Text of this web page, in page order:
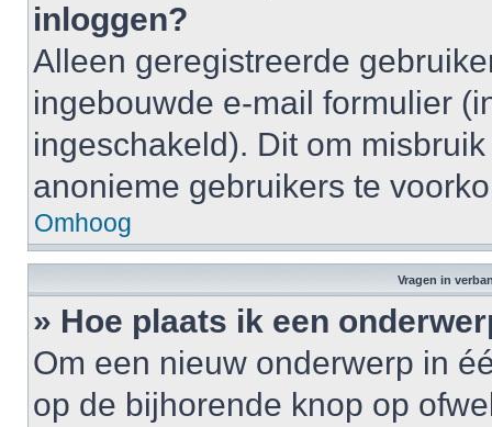
inloggen?
Alleen geregistreerde
ingebouwde e-mail formulier
ingeschakeld). Dit om
anonieme gebruikers te
Omhoog
Vragen in
» Hoe plaats ik een
Om een nieuw onderwerp in
op de bijhorende knop op